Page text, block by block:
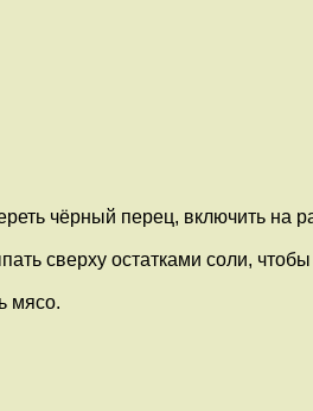
чёрный перец, включить на
сверху остатками соли, чтобы
мясо.